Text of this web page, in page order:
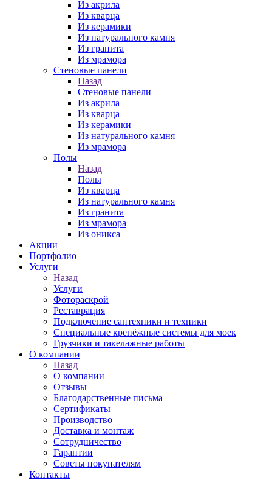
Из акрила
Из кварца
Из керамики
Из натурального камня
Из гранита
Из мрамора
Стеновые панели
Назад
Стеновые панели
Из акрила
Из кварца
Из керамики
Из натурального камня
Из мрамора
Полы
Назад
Полы
Из кварца
Из натурального камня
Из гранита
Из мрамора
Из оникса
Акции
Портфолио
Услуги
Назад
Услуги
Фотораскрой
Реставрация
Подключение сантехники и техники
Специальные крепёжные системы для моек
Грузчики и такелажные работы
О компании
Назад
О компании
Отзывы
Благодарственные письма
Сертификаты
Производство
Доставка и монтаж
Сотрудничество
Гарантии
Советы покупателям
Контакты